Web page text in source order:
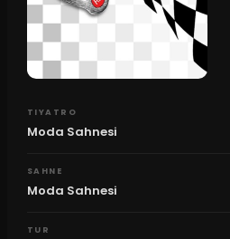
TIYATRO
Moda Sahnesi
SAHNE
Moda Sahnesi
TUR